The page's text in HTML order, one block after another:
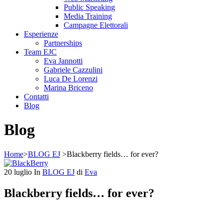
Public Speaking
Media Training
Campagne Elettorali
Esperienze
Partnerships
Team EJC
Eva Jannotti
Gabriele Cazzulini
Luca De Lorenzi
Marina Briceno
Contatti
Blog
Blog
Home>BLOG EJ >Blackberry fields… for ever?
20 luglio In BLOG EJ di Eva
Blackberry fields… for ever?